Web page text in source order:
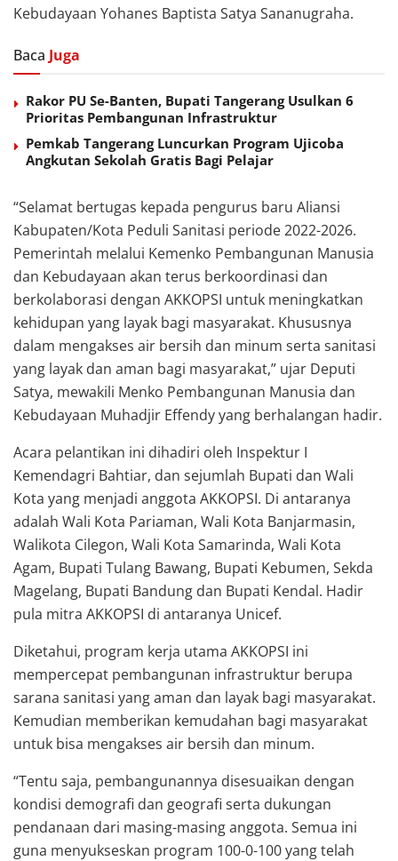
Kebudayaan Yohanes Baptista Satya Sananugraha.
Baca Juga
Rakor PU Se-Banten, Bupati Tangerang Usulkan 6
Prioritas Pembangunan Infrastruktur
Pemkab Tangerang Luncurkan Program Ujicoba
Angkutan Sekolah Gratis Bagi Pelajar
“Selamat bertugas kepada pengurus baru Aliansi
Kabupaten/Kota Peduli Sanitasi periode 2022-2026.
Pemerintah melalui Kemenko Pembangunan Manusia
dan Kebudayaan akan terus berkoordinasi dan
berkolaborasi dengan AKKOPSI untuk meningkatkan
kehidupan yang layak bagi masyarakat. Khususnya
dalam mengakses air bersih dan minum serta sanitasi
yang layak dan aman bagi masyarakat,” ujar Deputi
Satya, mewakili Menko Pembangunan Manusia dan
Kebudayaan Muhadjir Effendy yang berhalangan hadir.
Acara pelantikan ini dihadiri oleh Inspektur I
Kemendagri Bahtiar, dan sejumlah Bupati dan Wali
Kota yang menjadi anggota AKKOPSI. Di antaranya
adalah Wali Kota Pariaman, Wali Kota Banjarmasin,
Walikota Cilegon, Wali Kota Samarinda, Wali Kota
Agam, Bupati Tulang Bawang, Bupati Kebumen, Sekda
Magelang, Bupati Bandung dan Bupati Kendal. Hadir
pula mitra AKKOPSI di antaranya Unicef.
Diketahui, program kerja utama AKKOPSI ini
mempercepat pembangunan infrastruktur berupa
sarana sanitasi yang aman dan layak bagi masyarakat.
Kemudian memberikan kemudahan bagi masyarakat
untuk bisa mengakses air bersih dan minum.
“Tentu saja, pembangunannya disesuaikan dengan
kondisi demografi dan geografi serta dukungan
pendanaan dari masing-masing anggota. Semua ini
guna menyukseskan program 100-0-100 yang telah